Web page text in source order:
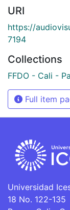
URI
https://
7194
Collections
FFDO - Cali -
Full item
Universidad
18 No. 122-135